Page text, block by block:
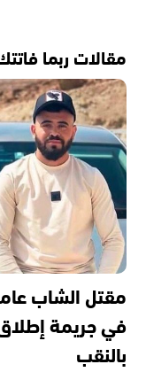
مقالات ربما
مقتل الشاب
في جريمة
بالنقب